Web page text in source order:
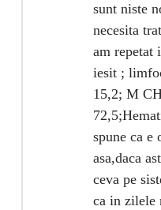
sunt niste
necesita
am repetat
iesit ;
15,2; M
spune ca e
asa,daca
ceva pe
ca in zilele